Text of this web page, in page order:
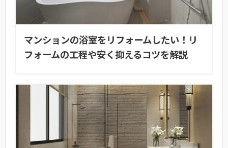
マンションの浴室をリフォームしたい！リ
フォームの工程や安く抑えるコツを解説